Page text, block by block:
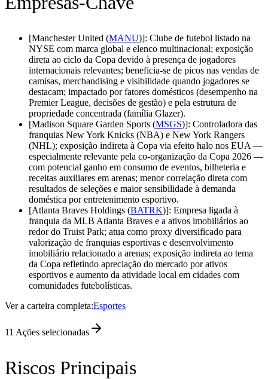
[Manchester United (MANU)]: Clube de futebol listado na
NYSE com marca global e elenco multinacional; exposição
direta ao ciclo da Copa devido à presença de jogadores
internacionais relevantes; beneficia-se de picos nas vendas de
camisas, merchandising e visibilidade quando jogadores se
destacam; impactado por fatores domésticos (desempenho na
Premier League, decisões de gestão) e pela estrutura de
propriedade concentrada (família Glazer).
[Madison Square Garden Sports (MSGS)]: Controladora das
franquias New York Knicks (NBA) e New York Rangers
(NHL); exposição indireta à Copa via efeito halo nos EUA —
especialmente relevante pela co-organização da Copa 2026 —
com potencial ganho em consumo de eventos, bilheteria e
receitas auxiliares em arenas; menor correlação direta com
resultados de seleções e maior sensibilidade à demanda
doméstica por entretenimento esportivo.
[Atlanta Braves Holdings (BATRK)]: Empresa ligada à
franquia da MLB Atlanta Braves e a ativos imobiliários ao
redor do Truist Park; atua como proxy diversificado para
valorização de franquias esportivas e desenvolvimento
imobiliário relacionado a arenas; exposição indireta ao tema
da Copa refletindo apreciação do mercado por ativos
esportivos e aumento da atividade local em cidades com
comunidades futebolísticas.
Ver a carteira completa:Esportes
11 Ações selecionadas
Riscos Principais